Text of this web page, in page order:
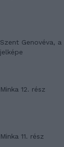
Szent Genovéva,
jelképe
Minka 12. rész
Minka 11. rész